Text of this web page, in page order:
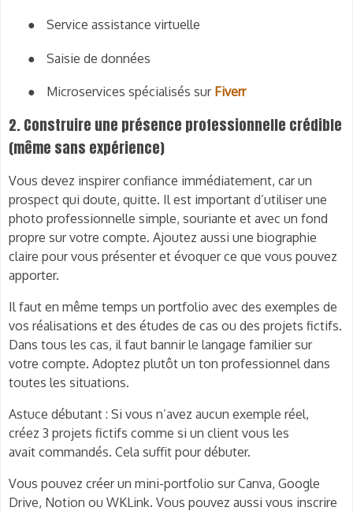
● Service assistance virtuelle
● Saisie de données
● Microservices spécialisés sur Fiverr
2. Construire une présence professionnelle crédible
(même sans expérience)
Vous devez inspirer confiance immédiatement, car un
prospect qui doute, quitte. Il est important d’utiliser une
photo professionnelle simple, souriante et avec un fond
propre sur votre compte. Ajoutez aussi une biographie
claire pour vous présenter et évoquer ce que vous pouvez
apporter.
Il faut en même temps un portfolio avec des exemples de
vos réalisations et des études de cas ou des projets fictifs.
Dans tous les cas, il faut bannir le langage familier sur
votre compte. Adoptez plutôt un ton professionnel dans
toutes les situations.
Astuce débutant : Si vous n’avez aucun exemple réel,
créez 3 projets fictifs comme si un client vous les
avait commandés. Cela suffit pour débuter.
Vous pouvez créer un mini-portfolio sur Canva, Google
Drive, Notion ou WKLink. Vous pouvez aussi vous inscrire